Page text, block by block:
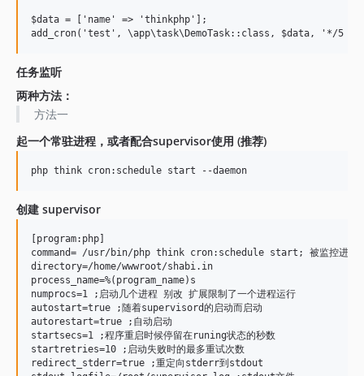
$data = ['name' => 'thinkphp'];
任务监听
两种方法：
方法一
起一个常驻进程，或者配合supervisor使用 (推荐)
创建 supervisor
[program:php]
command= /usr/bin/php think cron:schedule start; 被监控进程
directory=/home/wwwroot/shabi.in
process_name=%(program_name)s
numprocs=1 ;启动几个进程 别改 扩展限制了一个进程运行
autostart=true ;随着supervisord的启动而启动
autorestart=true ;自动启动
startsecs=1 ;程序重启时候停留在runing状态的秒数
startretries=10 ;启动失败时的最多重试次数
redirect_stderr=true ;重定向stderr到stdout